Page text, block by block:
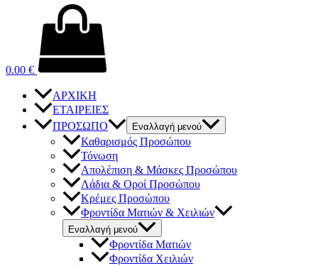
0.00 €
ΑΡΧΙΚΗ
ΕΤΑΙΡΕΙΕΣ
ΠΡΟΣΩΠΟ
Εναλλαγή μενού
Καθαρισμός Προσώπου
Τόνωση
Απολέπιση & Μάσκες Προσώπου
Λάδια & Οροί Προσώπου
Κρέμες Προσώπου
Φροντίδα Ματιών & Χειλιών
Εναλλαγή μενού
Φροντίδα Ματιών
Φροντίδα Χειλιών